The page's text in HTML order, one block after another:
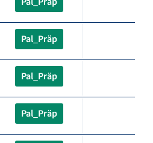
Pal_Präp
Pal_Präp
Pal_Präp